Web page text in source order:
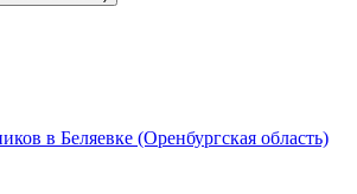
в Беляевке (Оренбургская область)